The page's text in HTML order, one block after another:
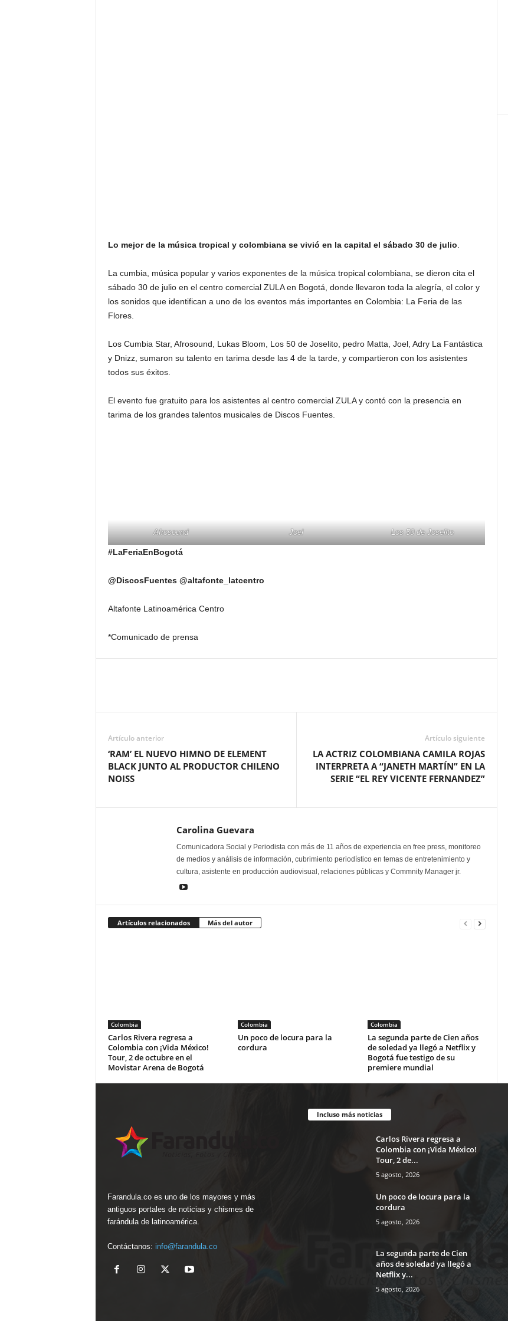
Lo mejor de la música tropical y colombiana se vivió en la capital el sábado 30 de julio
La cumbia, música popular y varios exponentes de la música tropical colombiana, se dieron cita el
sábado 30 de julio en el centro comercial ZULA en Bogotá, donde llevaron toda la alegría, el color y
los sonidos que identifican a uno de los eventos más importantes en Colombia: La Feria de las
Flores.
Los Cumbia Star, Afrosound, Lukas Bloom, Los 50 de Joselito, pedro Matta, Joel, Adry La Fantástica
y Dnizz, sumaron su talento en tarima desde las 4 de la tarde, y compartieron con los asistentes
todos sus éxitos.
El evento fue gratuito para los asistentes al centro comercial ZULA y contó con la presencia en
tarima de los grandes talentos musicales de Discos Fuentes.
Afrosound Joel Los 50 de Joselito
#LaFeriaEnBogotá
@DiscosFuentes @altafonte_latcentro
Altafonte Latinoamérica Centro
*Comunicado de prensa
Artículo anterior
‘RAM’ EL NUEVO HIMNO DE ELEMENT
BLACK JUNTO AL PRODUCTOR CHILENO
NOISS
Artículo siguiente
LA ACTRIZ COLOMBIANA CAMILA ROJAS
INTERPRETA A “JANETH MARTÍN” EN LA
SERIE “EL REY VICENTE FERNANDEZ”
Carolina Guevara
Comunicadora Social y Periodista con más de 11 años de experiencia en free press, monitoreo
de medios y análisis de información, cubrimiento periodístico en temas de entretenimiento y
cultura, asistente en producción audiovisual, relaciones públicas y Commnity Manager jr.
Artículos relacionados Más del autor
Colombia
Carlos Rivera regresa a
Colombia con ¡Vida México!
Tour, 2 de octubre en el
Movistar Arena de Bogotá
Colombia
Un poco de locura para la
cordura
Colombia
La segunda parte de Cien años
de soledad ya llegó a Netflix y
Bogotá fue testigo de su
premiere mundial
Farandula.co es uno de los mayores y más
antiguos portales de noticias y chismes de
farándula de latinoamérica.
Contáctanos: info@farandula.co
Incluso más noticias
Carlos Rivera regresa a
Colombia con ¡Vida México!
Tour, 2 de...
5 agosto, 2026
Un poco de locura para la
cordura
5 agosto, 2026
La segunda parte de Cien
años de soledad ya llegó a
Netflix y...
5 agosto, 2026